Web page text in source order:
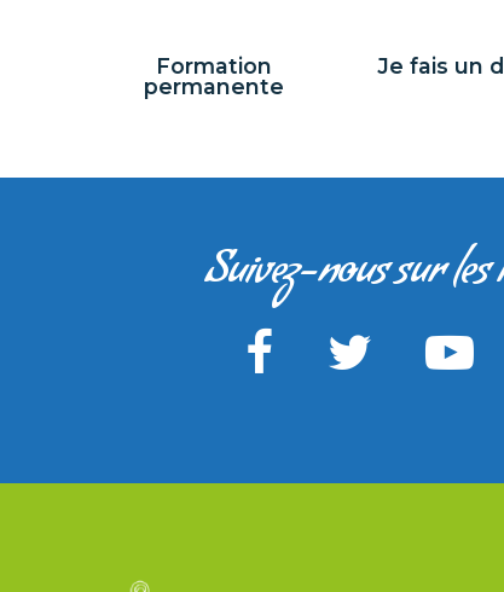
Formation
permanente
Je fais un
Suivez-nous sur les